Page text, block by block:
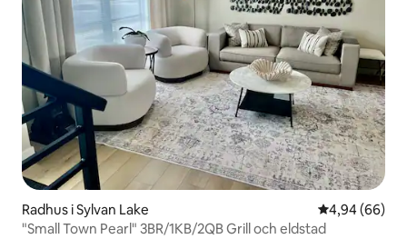
Radhus i Sylvan Lake 4,94 av 5 i
4,94 (66)
"Small Town Pearl" 3BR/1KB/2QB Grill och eldstad